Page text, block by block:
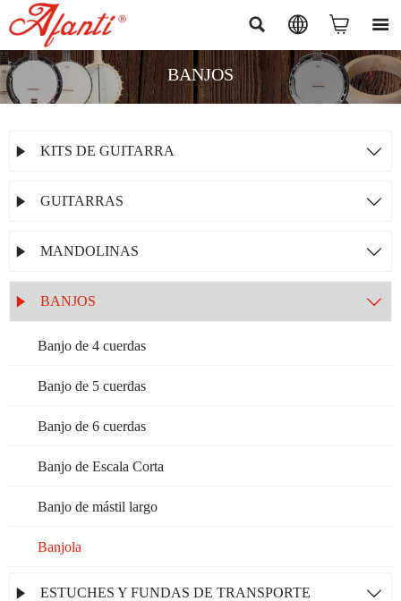
   
BANJOS
 KITS DE GUITARRA 
 GUITARRAS 
 MANDOLINAS 
 BANJOS 
Banjo de 4 cuerdas
Banjo de 5 cuerdas
Banjo de 6 cuerdas
Banjo de Escala Corta
Banjo de mástil largo
Banjola
 ESTUCHES Y FUNDAS DE TRANSPORTE 